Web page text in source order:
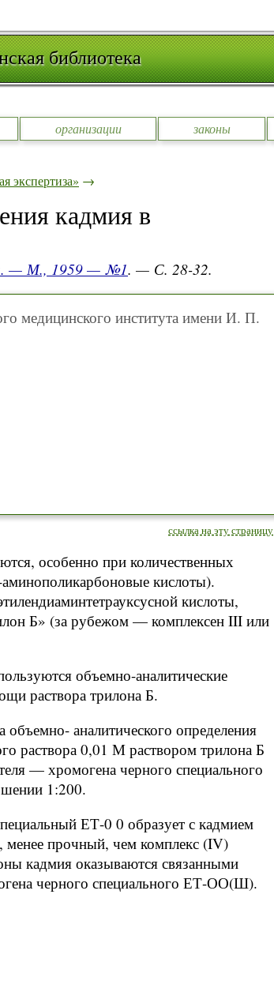
библиотека
организации законы
экспертиза» →
кадмия в
— М., 1959 — №1. — С. 28-32.
медицинского института имени И. П.
ссылка на эту страницу
особенно при количественных
кислоты).
кислоты,
Б» (за рубежом — комплексен III или
объемно-аналитические
раствора трилона Б.
аналитического определения
раствора 0,01 М раствором трилона Б
— хромогена черного специального
1:200.
ЕТ-0 0 образует с кадмием
менее прочный, чем комплекс (IV)
кадмия оказываются связанными
черного специального ЕТ-ОО(Ш).